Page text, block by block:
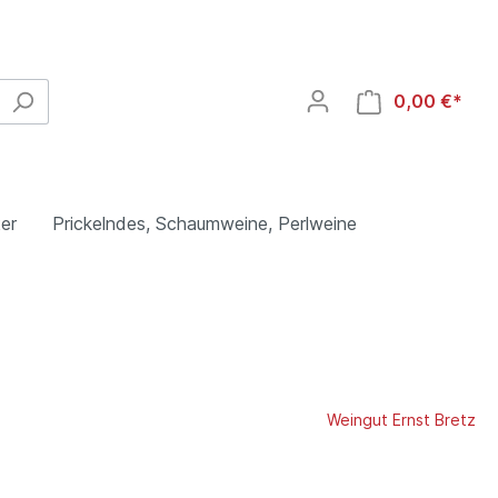
0,00 €*
Prickelndes, Schaumweine, Perlweine
Heuchelberg Weingärtner eG,
Weingut Ernst Bretz